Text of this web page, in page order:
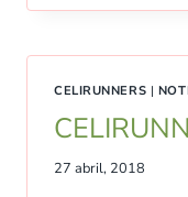
CELIRUNNERS |
27 abril, 2018